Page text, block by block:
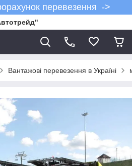
перевезення ->
Вантажові перевезення в Україні